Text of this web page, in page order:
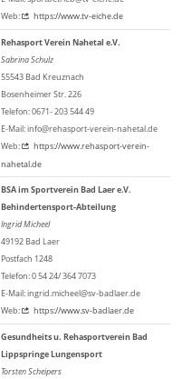
Web:
https://www.tv-eiche.de
Rehasport Verein Nahetal e.V.
Sabrina Schulz
55543 Bad Kreuznach
Bosenheimer Str. 226
Telefon: 0671- 203 544 49
E-Mail: info@rehasport-verein-nahetal.de
Web:
https://www.rehasport-verein-
nahetal.de
BSA im Sportverein Bad Laer e.V.
Behindertensport-Abteilung
Ingrid Micheel
49192 Bad Laer
Postfach 1248
Telefon: 0 54 24/ 364 7073
E-Mail: ingrid.micheel@sv-badlaer.de
Web:
https://www.sv-badlaer.de
Gesundheits u. Rehasportverein Bad
Lippspringe Lungensport
Torsten Scheipers